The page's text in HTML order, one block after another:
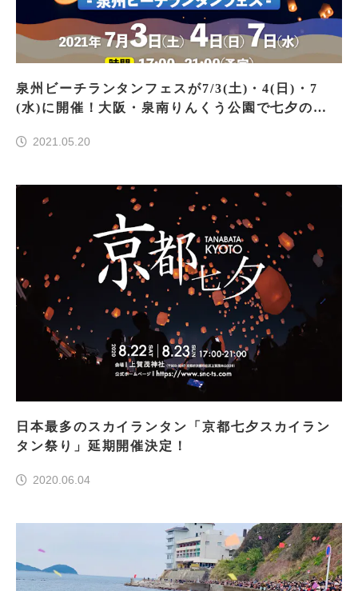
泉州ビーチランタンフェスが7/3(土)・4(日)・7
(水)に開催！大阪・泉南りんくう公園で七夕の夜
2021.05.20
日本最多のスカイランタン「京都七夕スカイラン
タン祭り」延期開催決定！
2020.06.04